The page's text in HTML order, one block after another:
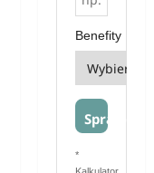
Benefity
Sprawdź
*